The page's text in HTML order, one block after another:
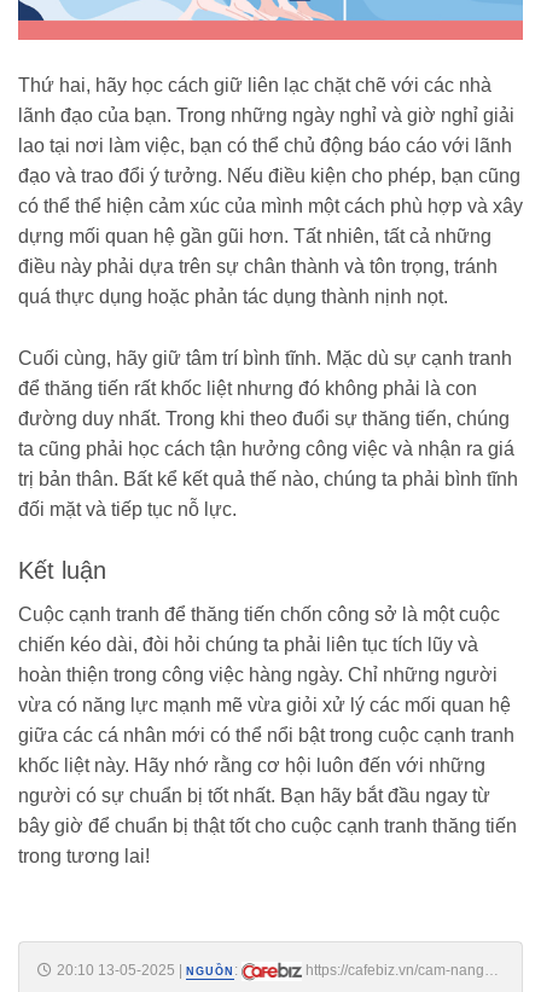
Thứ hai, hãy học cách giữ liên lạc chặt chẽ với các nhà
lãnh đạo của bạn. Trong những ngày nghỉ và giờ nghỉ giải
lao tại nơi làm việc, bạn có thể chủ động báo cáo với lãnh
đạo và trao đổi ý tưởng. Nếu điều kiện cho phép, bạn cũng
có thể thể hiện cảm xúc của mình một cách phù hợp và xây
dựng mối quan hệ gần gũi hơn. Tất nhiên, tất cả những
điều này phải dựa trên sự chân thành và tôn trọng, tránh
quá thực dụng hoặc phản tác dụng thành nịnh nọt.
Cuối cùng, hãy giữ tâm trí bình tĩnh. Mặc dù sự cạnh tranh
để thăng tiến rất khốc liệt nhưng đó không phải là con
đường duy nhất. Trong khi theo đuổi sự thăng tiến, chúng
ta cũng phải học cách tận hưởng công việc và nhận ra giá
trị bản thân. Bất kể kết quả thế nào, chúng ta phải bình tĩnh
đối mặt và tiếp tục nỗ lực.
Kết luận
Cuộc cạnh tranh để thăng tiến chốn công sở là một cuộc
chiến kéo dài, đòi hỏi chúng ta phải liên tục tích lũy và
hoàn thiện trong công việc hàng ngày. Chỉ những người
vừa có năng lực mạnh mẽ vừa giỏi xử lý các mối quan hệ
giữa các cá nhân mới có thể nổi bật trong cuộc cạnh tranh
khốc liệt này. Hãy nhớ rằng cơ hội luôn đến với những
người có sự chuẩn bị tốt nhất. Bạn hãy bắt đầu ngay từ
bây giờ để chuẩn bị thật tốt cho cuộc cạnh tranh thăng tiến
trong tương lai!
20:10 13-05-2025 NGUỒN :
https://cafebiz.vn/cam-nang-